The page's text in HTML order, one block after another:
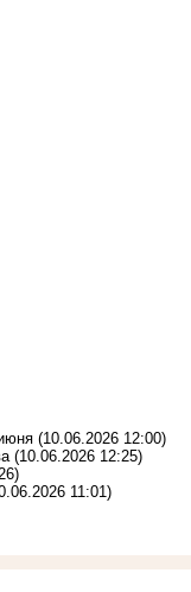
(10.06.2026 12:00)
(10.06.2026 12:25)
11:01)